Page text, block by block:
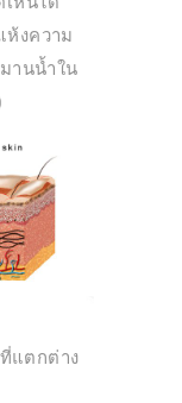
ห้งความ
านน้ำใน
แตกต่าง